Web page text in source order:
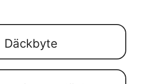
Däckbyte